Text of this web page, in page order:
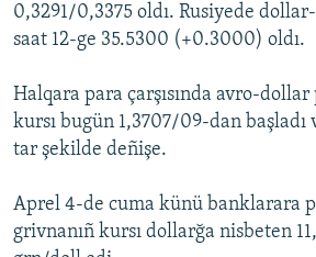
Українською
0,3291/0,3375 oldı. Rusiyede
saat 12-ge 35.5300 (+0.3000) oldı.
Halqara para çarşısında avro-
kursı bugün 1,3707/09-dan başladı
tar şekilde deñişe.
Aprel 4-de cuma künü banklarara
grivnanıñ kursı dollarğa nisbeten